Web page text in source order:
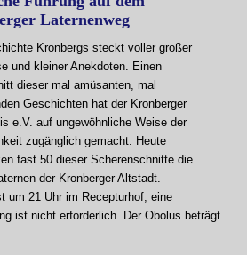
Laternenweg
Kronbergs steckt voller großer
und kleiner Anekdoten. Einen
dieser mal amüsanten, mal
Geschichten hat der Kronberger
e.V. auf ungewöhnliche Weise der
zugänglich gemacht. Heute
fast 50 dieser Scherenschnitte die
der Kronberger Altstadt.
um 21 Uhr im Recepturhof, eine
ist nicht erforderlich. Der Obolus beträgt